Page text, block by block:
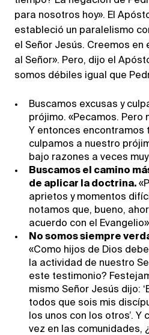
para nosotros hoy». El
estableció un paralelismo
el Señor Jesús. Creemos en
al Señor». Pero, dijo el
somos débiles igual que
Buscamos excusas y
prójimo. «Pecamos. Pero
Y entonces encontramos
culpamos a nuestro
bajo razones a veces
Buscamos el camino
de aplicar la doctrina.
aprietos y momentos
notamos que, bueno,
acuerdo con el
No somos siempre
«Como hijos de Dios
la actividad de nuestro
este testimonio?
mismo Señor Jesús dijo:
todos que sois mis
los unos con los otros’. Y
vez en las comunidades,